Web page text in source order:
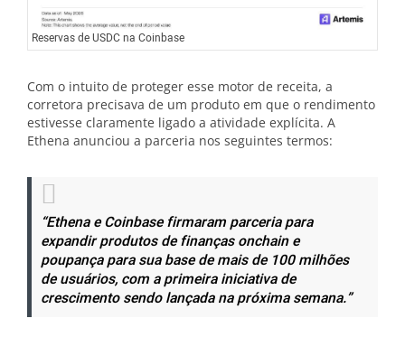
Reservas de USDC na Coinbase
Com o intuito de proteger esse motor de receita, a
corretora precisava de um produto em que o rendimento
estivesse claramente ligado a atividade explícita. A
Ethena anunciou a parceria nos seguintes termos:
“Ethena e Coinbase firmaram parceria para
expandir produtos de finanças onchain e
poupança para sua base de mais de 100 milhões
de usuários, com a primeira iniciativa de
crescimento sendo lançada na próxima semana.”